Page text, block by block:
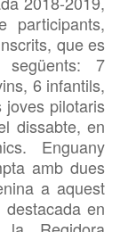
participants,
que es
següents: 7
6 infantils,
joves pilotaris
dissabte, en
Enguany
amb dues
a aquest
en